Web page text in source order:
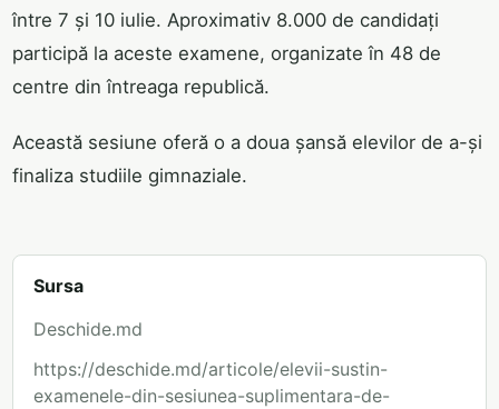
între 7 și 10 iulie. Aproximativ 8.000 de candidați
participă la aceste examene, organizate în 48 de
centre din întreaga republică.
Această sesiune oferă o a doua șansă elevilor de a-și
finaliza studiile gimnaziale.
Sursa
Deschide.md
https://deschide.md/articole/elevii-sustin-
examenele-din-sesiunea-suplimentara-de-